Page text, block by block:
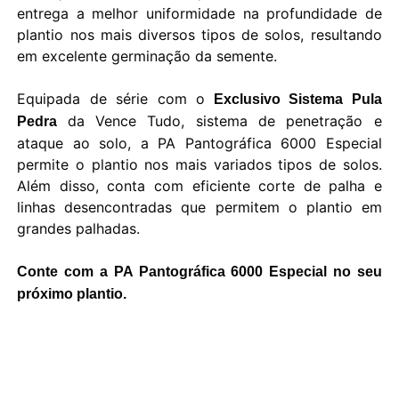
entrega a melhor uniformidade na profundidade de
plantio nos mais diversos tipos de solos, resultando
em excelente germinação da semente.
Equipada de série com o Exclusivo Sistema Pula
Pedra da Vence Tudo, sistema de penetração e
ataque ao solo, a PA Pantográfica 6000 Especial
permite o plantio nos mais variados tipos de solos.
Além disso, conta com eficiente corte de palha e
linhas desencontradas que permitem o plantio em
grandes palhadas.
Conte com a PA Pantográfica 6000 Especial no seu
próximo plantio.